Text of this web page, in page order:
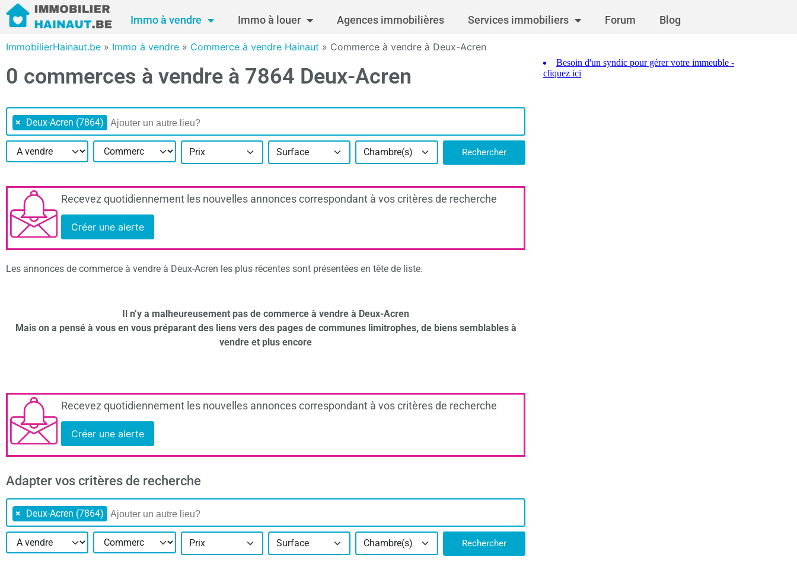
Immo à vendre Immo à louer Agences immobilières Services immobiliers Forum Blog
ImmobilierHainaut.be » Immo à vendre » Commerce à vendre Hainaut » Commerce à vendre à Deux-Acren
0 commerces à vendre à 7864 Deux-Acren
× Deux-Acren (7864)
Prix Surface Chambre(s) Rechercher
Recevez quotidiennement les nouvelles annonces correspondant à vos critères de recherche
Créer une alerte
Les annonces de commerce à vendre à Deux-Acren les plus récentes sont présentées en tête de liste.
Il n’y a malheureusement pas de commerce à vendre à Deux-Acren
Mais on a pensé à vous en vous préparant des liens vers des pages de communes limitrophes, de biens semblables à
vendre et plus encore
Recevez quotidiennement les nouvelles annonces correspondant à vos critères de recherche
Créer une alerte
Adapter vos critères de recherche
× Deux-Acren (7864)
Prix Surface Chambre(s) Rechercher